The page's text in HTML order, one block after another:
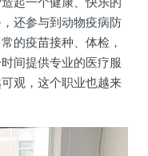
还参与到动物疫病防
的疫苗接种、体检，
间提供专业的医疗服
观，这个职业也越来